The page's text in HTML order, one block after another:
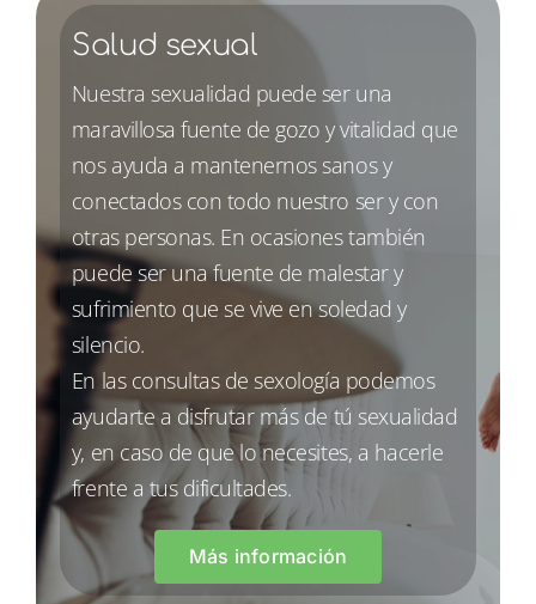
Salud sexual
Nuestra sexualidad puede ser una
maravillosa fuente de gozo y vitalidad que
nos ayuda a mantenernos sanos y
conectados con todo nuestro ser y con
otras personas. En ocasiones también
puede ser una fuente de malestar y
sufrimiento que se vive en soledad y
silencio.
En las consultas de sexología podemos
ayudarte a disfrutar más de tú sexualidad
y, en caso de que lo necesites, a hacerle
frente a tus dificultades.
Más información